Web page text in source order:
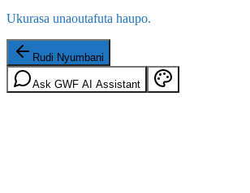
Ukurasa unaoutafuta haupo.
Rudi Nyumbani
Ask GWF AI Assistant